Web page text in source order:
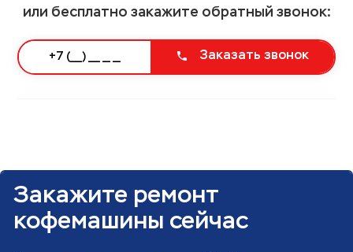
или бесплатно закажите обратный звонок:
Заказать звонок
Закажите ремонт
кофемашины сейчас